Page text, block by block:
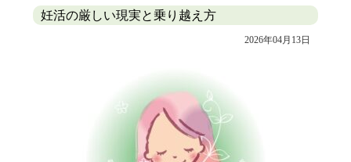
妊活の厳しい現実と乗り越え方
2026年04月13日